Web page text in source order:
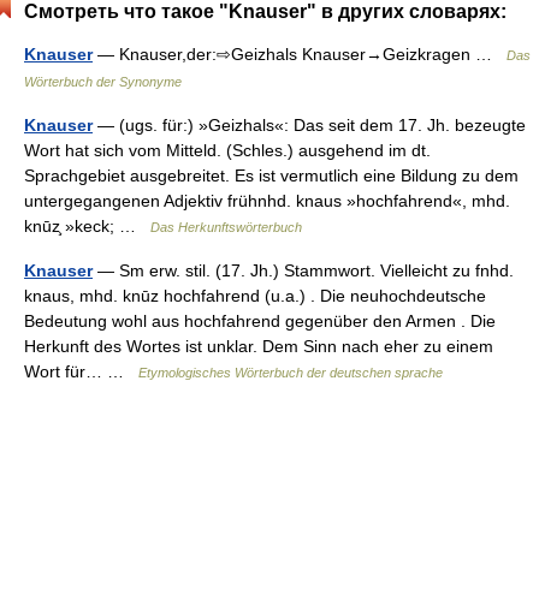
Смотреть что такое "Knauser" в других словарях:
Knauser— Knauser,der:⇨Geizhals Knauser→Geizkragen …
Das
Wörterbuch der Synonyme
Knauser— (ugs. für:) »Geizhals«: Das seit dem 17. Jh. bezeugte
Wort hat sich vom Mitteld. (Schles.) ausgehend im dt.
Sprachgebiet ausgebreitet. Es ist vermutlich eine Bildung zu dem
untergegangenen Adjektiv frühnhd. knaus »hochfahrend«, mhd.
knūz̧ »keck; …
Das Herkunftswörterbuch
Knauser— Sm erw. stil. (17. Jh.) Stammwort. Vielleicht zu fnhd.
knaus, mhd. knūz hochfahrend (u.a.) . Die neuhochdeutsche
Bedeutung wohl aus hochfahrend gegenüber den Armen . Die
Herkunft des Wortes ist unklar. Dem Sinn nach eher zu einem
Wort für… …
Etymologisches Wörterbuch der deutschen sprache